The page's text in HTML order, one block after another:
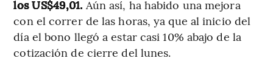
los US$49,01. Aún así, ha habido una mejora
con el correr de las horas, ya que al inicio del
día el bono llegó a estar casi 10% abajo de la
cotización de cierre del lunes.